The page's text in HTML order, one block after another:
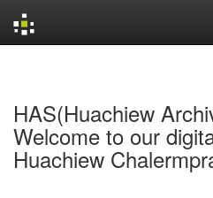
HAS(Huachiew
Welcome to our
Huachiew